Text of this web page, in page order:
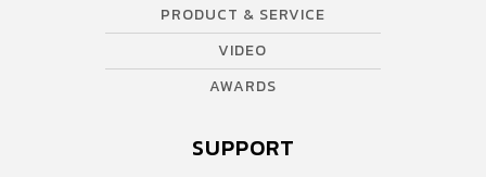
PRODUCT & SERVICE
VIDEO
AWARDS
SUPPORT